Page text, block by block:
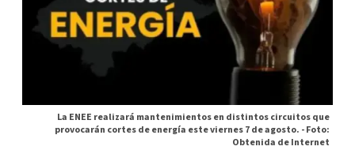
La ENEE realizará mantenimientos en distintos circuitos que
provocarán cortes de energía este viernes 7 de agosto. -Foto:
Obtenida de Internet